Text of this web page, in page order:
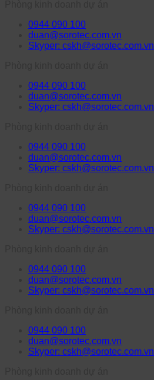
0944 090 100
duan@sorotec.com.vn
Skyper: cskh@sorotec.com.vn
0944 090 100
duan@sorotec.com.vn
Skyper: cskh@sorotec.com.vn
0944 090 100
duan@sorotec.com.vn
Skyper: cskh@sorotec.com.vn
0944 090 100
duan@sorotec.com.vn
Skyper: cskh@sorotec.com.vn
0944 090 100
duan@sorotec.com.vn
Skyper: cskh@sorotec.com.vn
0944 090 100
duan@sorotec.com.vn
Skyper: cskh@sorotec.com.vn